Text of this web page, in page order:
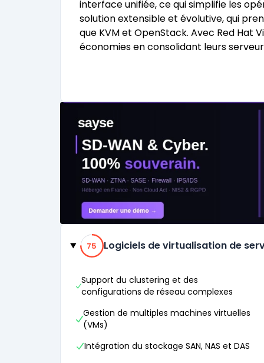
interface unifiée, ce qui simplifie les
solution extensible et évolutive, qui
que KVM et OpenStack. Avec Red Hat
économies en consolidant leurs
Catégories
75% de compatibilité
75 Logiciels de virtualisation de
Support du clustering et des
configurations de réseau complexes
Gestion de multiples machines virtuelles
(VMs)
Intégration du stockage SAN, NAS et DAS